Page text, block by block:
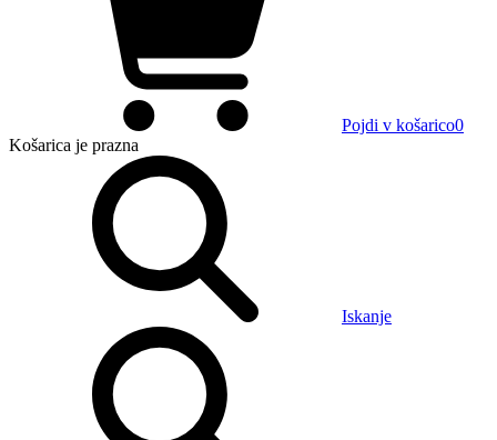
Pojdi v košarico0
Košarica je prazna
Iskanje